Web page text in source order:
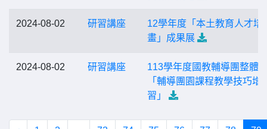
2024-08-02 研習講座
12學年度「本土教育人才培
畫」成果展
2024-08-02 研習講座
113學年度國教輔導團整體
「輔導團園課程教學技巧增
習」